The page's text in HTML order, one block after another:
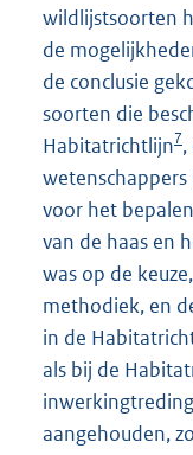
wildlijstsoorten
de
de conclusie
soorten die
Habitatrichtlijn7
voor het
van de haas en
was op de
methodiek, en
in de
als bij de
aangehouden,